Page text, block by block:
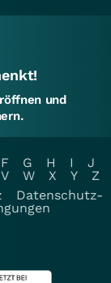
und
F G H I
J
V W X Y
Z
Datenschutz-